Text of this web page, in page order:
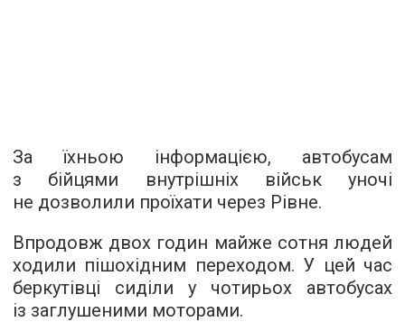
За їхньою інформацією, автобусам
з бійцями внутрішніх військ уночі
не дозволили проїхати через Рівне.
Впродовж двох годин майже сотня людей
ходили пішохідним переходом. У цей час
беркутівці сиділи у чотирьох автобусах
із заглушеними моторами.